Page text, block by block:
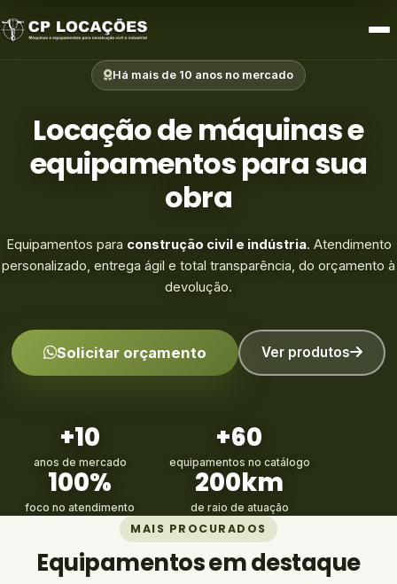
Limpeza e Zeladoria
Acessórios e Outros
Há mais de 10 anos no mercado
Locação de máquinas e
equipamentos para sua
obra
Equipamentos para construção civil e indústria. Atendimento
personalizado, entrega ágil e total transparência, do orçamento à
devolução.
Solicitar orçamento Ver produtos
+10
anos de mercado
+60
equipamentos no catálogo
100%
foco no atendimento
200km
de raio de atuação
MAIS PROCURADOS
Equipamentos em destaque